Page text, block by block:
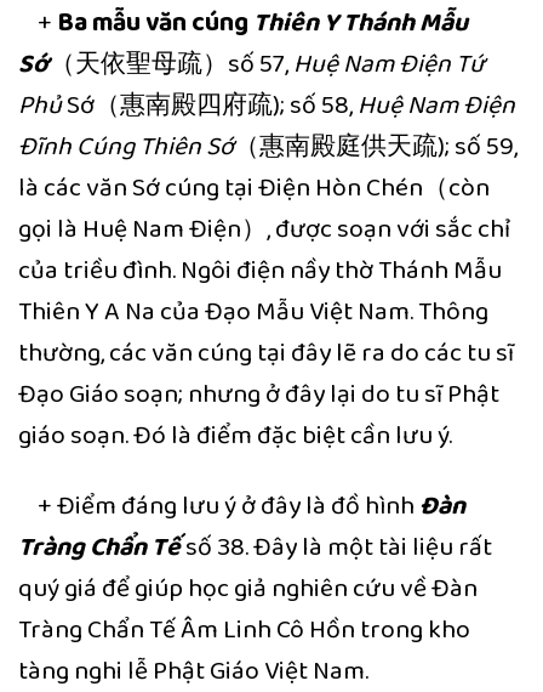
+ Ba mẫu văn cúng Thiên Y Thánh Mẫu
Sớ（天依聖母疏）số 57,Huệ Nam Điện Tứ
PhủSớ（惠南殿四府疏); số 58,Huệ Nam Điện
Đĩnh Cúng Thiên Sớ（惠南殿庭供天疏); số 59,
là các văn Sớ cúng tại Điện Hòn Chén（còn
gọi là Huệ Nam Điện）, được soạn với sắc chỉ
của triều đình. Ngôi điện nầy thờ Thánh Mẫu
Thiên Y A Na của Đạo Mẫu Việt Nam. Thông
thường, các văn cúng tại đây lẽ ra do các tu sĩ
Đạo Giáo soạn; nhưng ở đây lại do tu sĩ Phật
giáo soạn. Đó là điểm đặc biệt cần lưu ý.
+ Điểm đáng lưu ý ở đây là đồ hìnhĐàn
Tràng Chẩn Tếsố 38. Đây là một tài liệu rất
quý giá để giúp học giả nghiên cứu về Đàn
Tràng Chẩn Tế Âm Linh Cô Hồn trong kho
tàng nghi lễ Phật Giáo Việt Nam.